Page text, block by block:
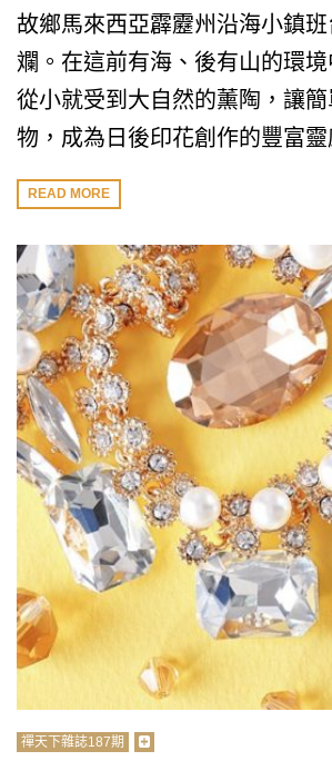
故鄉馬來西亞霹靂州沿海小鎮
斕。在這前有海、後有山的環
從小就受到大自然的薰陶，讓
物，成為日後印花創作的豐富靈
READ MORE
禪天下雜誌187期